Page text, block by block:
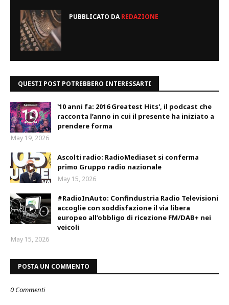
PUBBLICATO DAREDAZIONE
QUESTI POST POTREBBERO INTERESSARTI
'10 anni fa: 2016 Greatest Hits', il podcast che
racconta l’anno in cui il presente ha iniziato a
prendere forma
May 19, 2026
Ascolti radio: RadioMediaset si conferma
primo Gruppo radio nazionale
May 15, 2026
#RadioInAuto: Confindustria Radio Televisioni
accoglie con soddisfazione il via libera
europeo all’obbligo di ricezione FM/DAB+ nei
veicoli
May 15, 2026
POSTA UN COMMENTO
0 Commenti